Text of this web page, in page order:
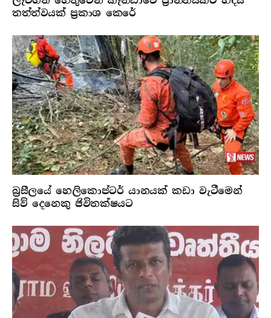
තත්ත්වයක් ප්‍රකාශ කෙරේ
බ්‍රසීලයේ හෙලිකොප්ටර් යානයක් කඩා වැටීමෙන්
සිව් දෙනෙකු ජිවිතක්ෂයට